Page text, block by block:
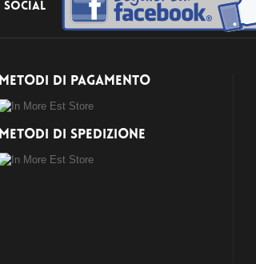
Social
METODI DI PAGAMENTO
METODI DI SPEDIZIONE